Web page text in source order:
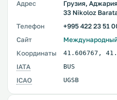
Адрес
Грузия,
33 Nikoloz
Телефон
+995 422 23 51
Сайт
Координаты
41.606767 ,
IATA BUS
ICAO UGSB